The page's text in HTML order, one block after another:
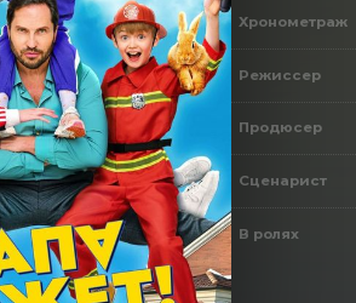
Хронометраж
Режиссер
Продюсер
Сценарист
В ролях